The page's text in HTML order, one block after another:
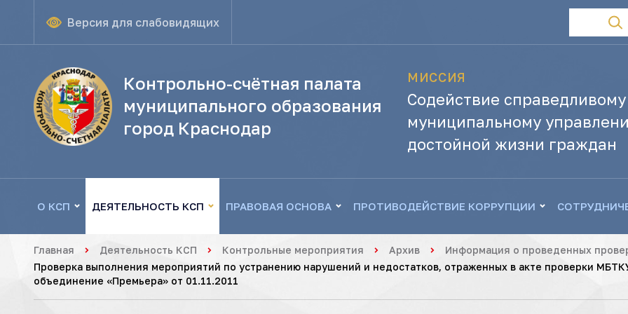
Версия для слабовидящих
Контрольно-счётная палата
муниципального образования
город Краснодар
МИССИЯ
Содействие
муниципальному
достойной жизни граждан
О КСП ДЕЯТЕЛЬНОСТЬ КСП ПРАВОВАЯ ОСНОВА ПРОТИВОДЕЙСТВИЕ КОРРУПЦИИ
Главная Деятельность КСП Контрольные мероприятия Архив
Информация о проведенных
Проверка выполнения мероприятий по устранению нарушений и недостатков, отраженных в акте проверки
объединение «Премьера» от 01.11.2011